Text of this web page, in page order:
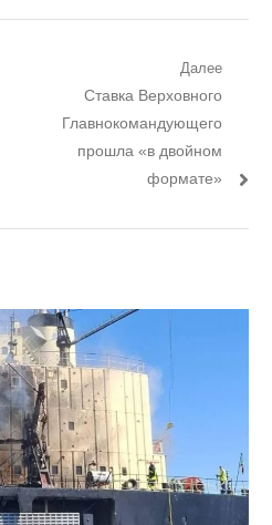
Далее
Следующий
пост:
Ставка Верховного
Главнокомандующего
прошла «в двойном
формате»